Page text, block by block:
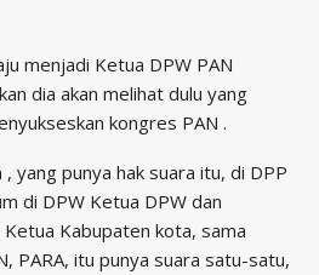
menjadi Ketua DPW PAN
dia akan melihat dulu yang
kongres PAN .
yang punya hak suara itu, di DPP
di DPW Ketua DPW dan
Kabupaten kota, sama
PARA, itu punya suara satu-satu,